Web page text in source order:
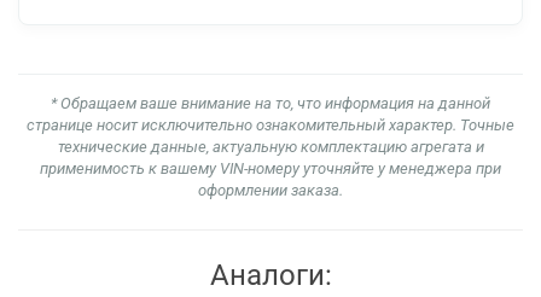
* Обращаем ваше внимание на то, что информация на данной
странице носит исключительно ознакомительный характер. Точные
технические данные, актуальную комплектацию агрегата и
применимость к вашему VIN-номеру уточняйте у менеджера при
оформлении заказа.
Аналоги: